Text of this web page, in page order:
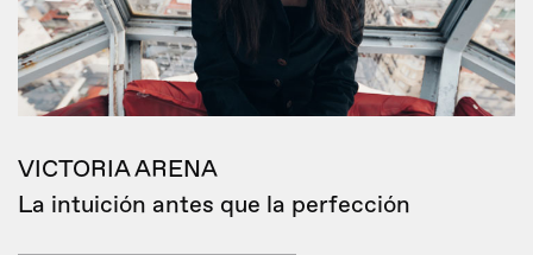
VICTORIA ARENA
La intuición antes que la perfección